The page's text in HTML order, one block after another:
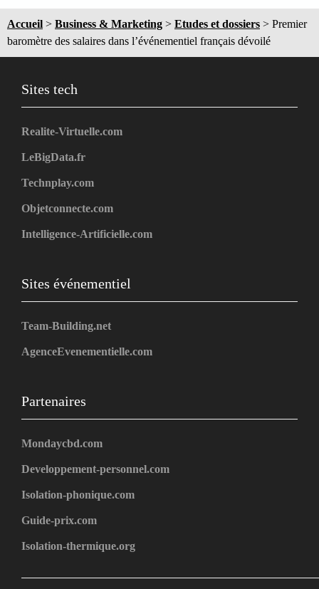
Accueil > Business & Marketing > Etudes et dossiers > Premier
baromètre des salaires dans l’événementiel français dévoilé
Sites tech
Realite-Virtuelle.com
LeBigData.fr
Technplay.com
Objetconnecte.com
Intelligence-Artificielle.com
Sites événementiel
Team-Building.net
AgenceEvenementielle.com
Partenaires
Mondaycbd.com
Developpement-personnel.com
Isolation-phonique.com
Guide-prix.com
Isolation-thermique.org